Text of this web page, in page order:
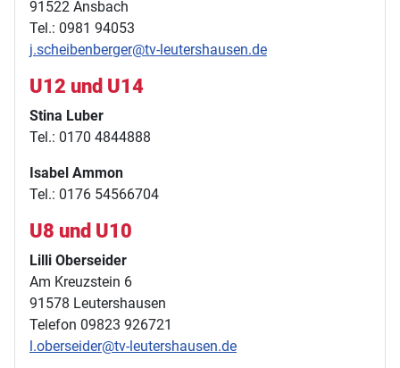
91522 Ansbach
Tel.: 0981 94053
j.scheibenberger@tv-leutershausen.de
U12 und U14
Stina Luber
Tel.: 0170 4844888
Isabel Ammon
Tel.: 0176 54566704
U8 und U10
Lilli Oberseider
Am Kreuzstein 6
91578 Leutershausen
Telefon 09823 926721
l.oberseider@tv-leutershausen.de